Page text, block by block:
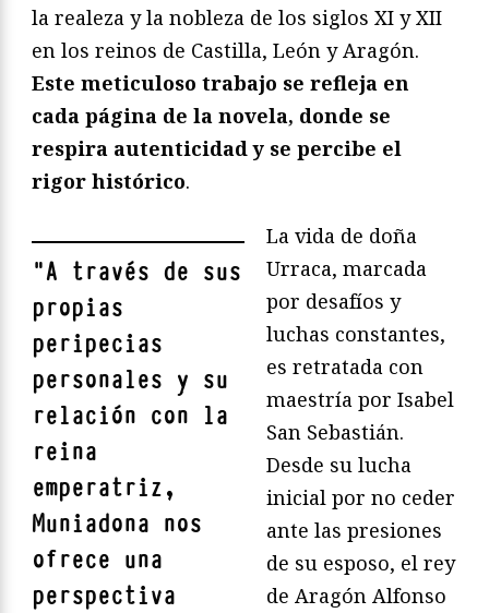
la realeza y la nobleza de los siglos XI y XII
en los reinos de Castilla, León y Aragón.
Este meticuloso trabajo se refleja en
cada página de la novela, donde se
respira autenticidad y se percibe el
rigor histórico.
"A través de sus
propias
peripecias
personales y su
relación con la
reina
emperatriz,
Muniadona nos
ofrece una
perspectiva
La vida de doña
Urraca, marcada
por desafíos y
luchas constantes,
es retratada con
maestría por Isabel
San Sebastián.
Desde su lucha
inicial por no ceder
ante las presiones
de su esposo, el rey
de Aragón Alfonso